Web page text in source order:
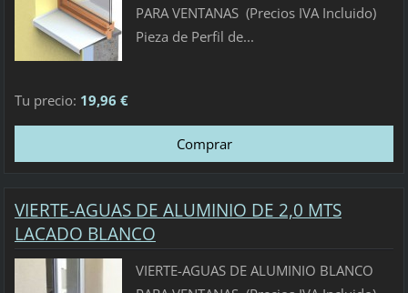
PARA VENTANAS (Precios IVA Incluido)
Pieza de Perfil de...
Tu precio: 19,96 €
VIERTE-AGUAS DE ALUMINIO DE 2,0 MTS
LACADO BLANCO
VIERTE-AGUAS DE ALUMINIO BLANCO